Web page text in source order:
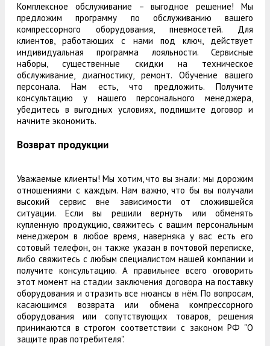
Комплексное обслуживание – выгодное решение! Мы
предложим программу по обслуживанию вашего
компрессорного оборудования, пневмосетей. Для
клиентов, работающих с нами под ключ, действует
индивидуальная программа лояльности. Сервисные
наборы, существенные скидки на техническое
обслуживание, диагностику, ремонт. Обучение вашего
персонала. Нам есть, что предложить. Получите
консультацию у нашего персонального менеджера,
убедитесь в выгодных условиях, подпишите договор и
начните экономить.
Возврат продукции
Уважаемые клиенты! Мы хотим, что вы знали: мы дорожим
отношениями с каждым. Нам важно, что бы вы получали
высокий сервис вне зависимости от сложившейся
ситуации. Если вы решили вернуть или обменять
купленную продукцию, свяжитесь с вашим персональным
менеджером в любое время, наверняка у вас есть его
сотовый телефон, он также указан в почтовой переписке,
либо свяжитесь с любым специалистом нашей компании и
получите консультацию. А правильнее всего оговорить
этот момент на стадии заключения договора на поставку
оборудования и отразить все нюансы в нём. По вопросам,
касающимся возврата или обмена компрессорного
оборудования или сопутствующих товаров, решения
принимаются в строгом соответствии с законом РФ "О
защите прав потребителя".